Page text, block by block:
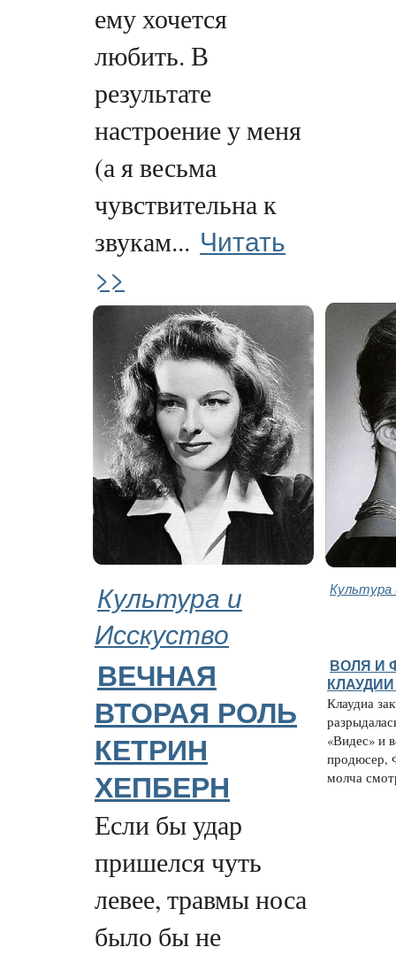
ему хочется
любить. В
результате
настроение у меня
(а я весьма
чувствительна к
звукам... Читать
>>
Культура и
Исскуство
Культура
ВЕЧНАЯ
ВТОРАЯ РОЛЬ
КЕТРИН
ХЕПБЕРН
Если бы удар
пришелся чуть
левее, травмы носа
было бы не
ВОЛЯ И
Клаудиа
«Видес» и
продюсер,
молча